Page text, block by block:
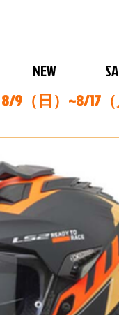
NEW
9（日）~8/17